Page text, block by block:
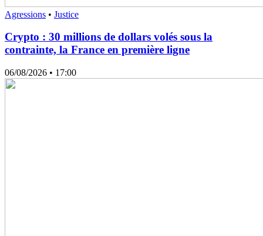
Agressions • Justice
Crypto : 30 millions de dollars volés sous la
contrainte, la France en première ligne
06/08/2026 • 17:00